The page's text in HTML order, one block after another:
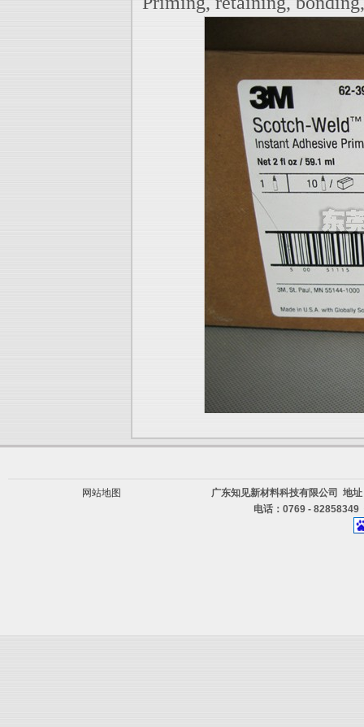
网站地图
广东知见新材料科技有限公司 地
电话：0769 -